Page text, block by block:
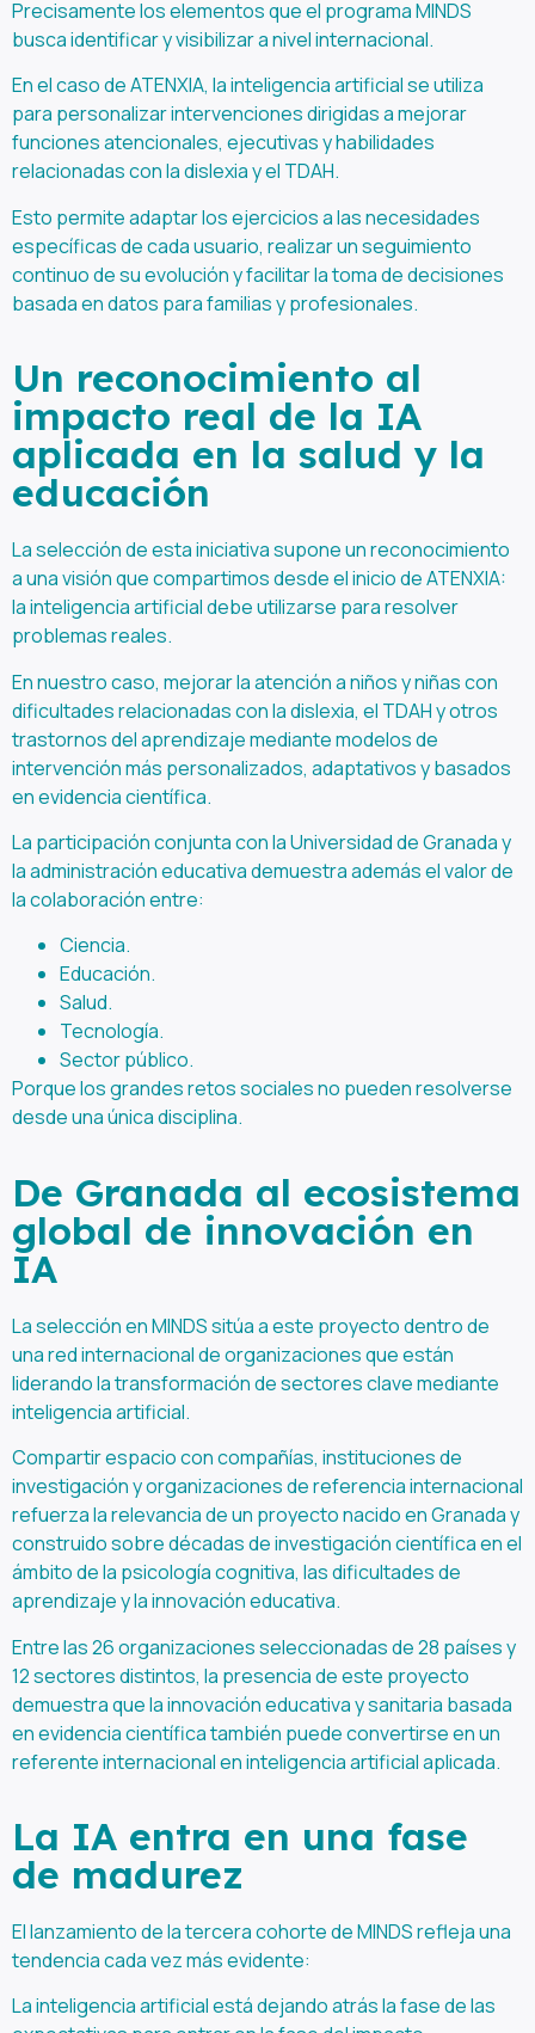
Precisamente los elementos que el programa MINDS
busca identificar y visibilizar a nivel internacional.
En el caso de ATENXIA, la inteligencia artificial se utiliza
para personalizar intervenciones dirigidas a mejorar
funciones atencionales, ejecutivas y habilidades
relacionadas con la dislexia y el TDAH.
Esto permite adaptar los ejercicios a las necesidades
específicas de cada usuario, realizar un seguimiento
continuo de su evolución y facilitar la toma de decisiones
basada en datos para familias y profesionales.
Un reconocimiento al
impacto real de la IA
aplicada en la salud y la
educación
La selección de esta iniciativa supone un reconocimiento
a una visión que compartimos desde el inicio de ATENXIA:
la inteligencia artificial debe utilizarse para resolver
problemas reales.
En nuestro caso, mejorar la atención a niños y niñas con
dificultades relacionadas con la dislexia, el TDAH y otros
trastornos del aprendizaje mediante modelos de
intervención más personalizados, adaptativos y basados
en evidencia científica.
La participación conjunta con la Universidad de Granada y
la administración educativa demuestra además el valor de
la colaboración entre:
Ciencia.
Educación.
Salud.
Tecnología.
Sector público.
Porque los grandes retos sociales no pueden resolverse
desde una única disciplina.
De Granada al ecosistema
global de innovación en
IA
La selección en MINDS sitúa a este proyecto dentro de
una red internacional de organizaciones que están
liderando la transformación de sectores clave mediante
inteligencia artificial.
Compartir espacio con compañías, instituciones de
investigación y organizaciones de referencia internacional
refuerza la relevancia de un proyecto nacido en Granada y
construido sobre décadas de investigación científica en el
ámbito de la psicología cognitiva, las dificultades de
aprendizaje y la innovación educativa.
Entre las 26 organizaciones seleccionadas de 28 países y
12 sectores distintos, la presencia de este proyecto
demuestra que la innovación educativa y sanitaria basada
en evidencia científica también puede convertirse en un
referente internacional en inteligencia artificial aplicada.
La IA entra en una fase
de madurez
El lanzamiento de la tercera cohorte de MINDS refleja una
tendencia cada vez más evidente:
La inteligencia artificial está dejando atrás la fase de las